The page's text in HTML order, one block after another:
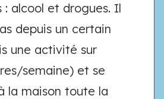
: alcool et drogues. Il
depuis un certain
une activité sur
semaine) et se
la maison toute la